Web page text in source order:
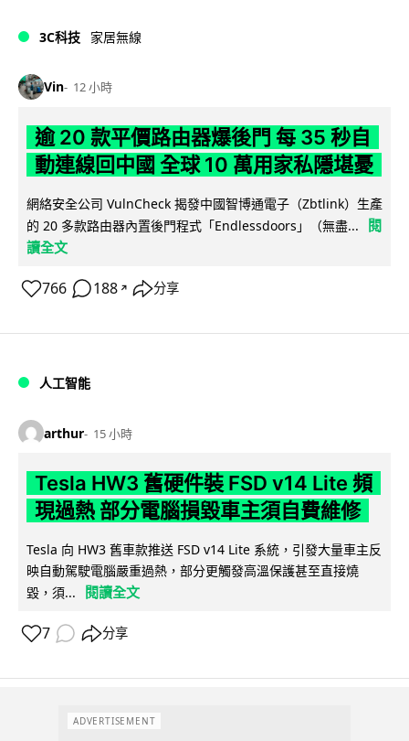
3C科技 家居無線
Vin 12 小時
逾 20 款平價路由器爆後門 每 35 秒自
動連線回中國 全球 10 萬用家私隱堪憂
網絡安全公司 VulnCheck 揭發中國智博通電子（Zbtlink）生產
的 20 多款路由器內置後門程式「Endlessdoors」（無盡...
閱
讀全文
766 188 ↗ 分享
人工智能
arthur 15 小時
Tesla HW3 舊硬件裝 FSD v14 Lite 頻
現過熱 部分電腦損毀車主須自費維修
Tesla 向 HW3 舊車款推送 FSD v14 Lite 系統，引發大量車主反
映自動駕駛電腦嚴重過熱，部分更觸發高溫保護甚至直接燒
毀，須...
閱讀全文
7 分享
ADVERTISEMENT